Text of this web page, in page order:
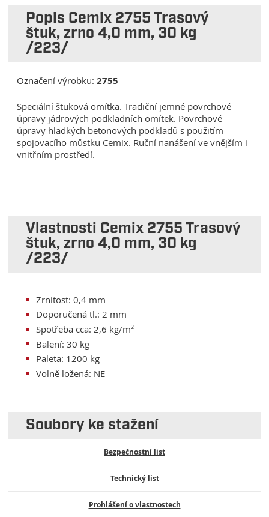
Popis Cemix 2755 Trasový
štuk, zrno 4,0 mm, 30 kg
/223/
Označení výrobku:2755
Speciální štuková omítka. Tradiční jemné povrchové
úpravy jádrových podkladních omítek. Povrchové
úpravy hladkých betonových podkladů s použitím
spojovacího můstku Cemix. Ruční nanášení ve vnějším i
vnitřním prostředí.
Vlastnosti Cemix 2755 Trasový
štuk, zrno 4,0 mm, 30 kg
/223/
Zrnitost: 0,4 mm
Doporučená tl.: 2 mm
Spotřeba cca: 2,6 kg/m2
Balení: 30 kg
Paleta: 1200 kg
Volně ložená: NE
Soubory ke stažení
Bezpečnostní list
Technický list
Prohlášení o vlastnostech